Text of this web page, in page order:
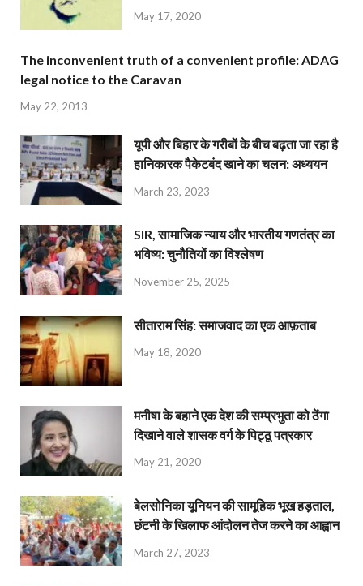
May 17, 2020
The inconvenient truth of a convenient profile: ADAG
legal notice to the Caravan
May 22, 2013
यूपी और बिहार के गरीबों के बीच बढ़ता जा रहा है
हानिकारक पैकेटबंद खाने का चलन: अध्ययन
March 23, 2023
SIR, सामाजिक न्याय और भारतीय गणतंत्र का
भविष्य: चुनौतियों का विश्लेषण
November 25, 2025
सीताराम सिंह: समाजवाद का एक आफ़ताब
May 18, 2020
मनीषा के बहाने एक देश की सम्प्रभुता को ठेंगा
दिखाने वाले शासक वर्ग के पिट्ठू पत्रकार
May 21, 2020
बेलसोनिका यूनियन की सामूहिक भूख हड़ताल,
छंटनी के खिलाफ आंदोलन तेज करने का आह्वान
March 27, 2023